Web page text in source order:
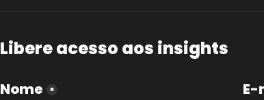
Libere acesso aos insights
Nome * E-